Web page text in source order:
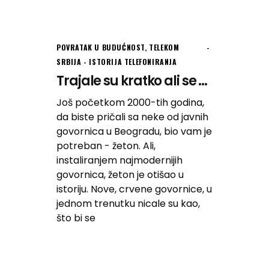
POVRATAK U BUDUĆNOST, TELEKOM
SRBIJA - ISTORIJA TELEFONIRANJA
Trajale su kratko ali se ...
Još početkom 2000-tih godina,
da biste pričali sa neke od javnih
govornica u Beogradu, bio vam je
potreban - žeton. Ali,
instaliranjem najmodernijih
govornica, žeton je otišao u
istoriju. Nove, crvene govornice, u
jednom trenutku nicale su kao,
što bi se